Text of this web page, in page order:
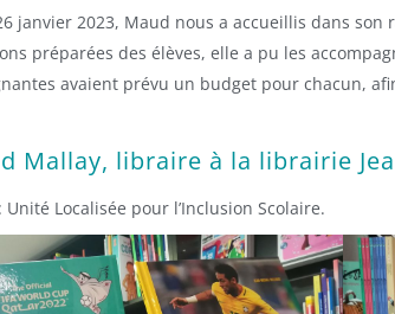
janvier 2023, Maud nous a accueillis dans
préparées des élèves, elle a pu les
avaient prévu un budget pour chacun,
Mallay, libraire à la librairie
Unité Localisée pour l’Inclusion Scolaire.